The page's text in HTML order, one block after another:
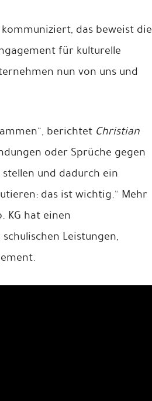
das beweist die
für kulturelle
nun von uns und
berichtet Christian
oder Sprüche gegen
und dadurch ein
das ist wichtig.“ Mehr
KG hat einen
Leistungen,